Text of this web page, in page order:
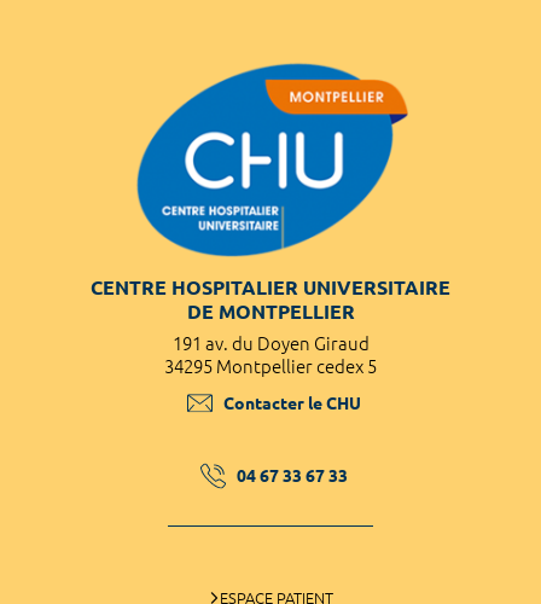
CENTRE HOSPITALIER UNIVERSITAIRE
DE MONTPELLIER
191 av. du Doyen Giraud
34295 Montpellier cedex 5
Contacter le CHU
04 67 33 67 33
ESPACE PATIENT